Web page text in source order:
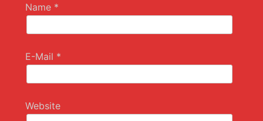
Name *
E-Mail *
Website